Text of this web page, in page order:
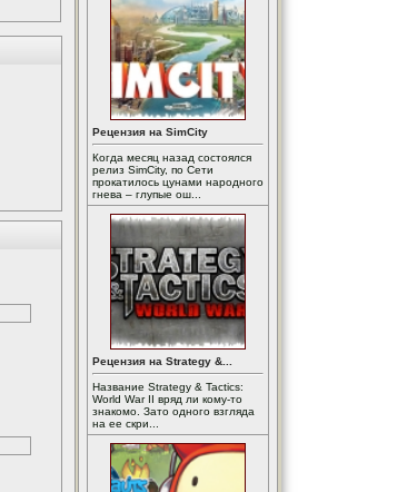
Рецензия на SimCity
Когда месяц назад состоялся
релиз SimCity, по Сети
прокатилось цунами народного
гнева – глупые ош...
Рецензия на Strategy &...
Название Strategy & Tactics:
World War II вряд ли кому-то
знакомо. Зато одного взгляда
на ее скри...